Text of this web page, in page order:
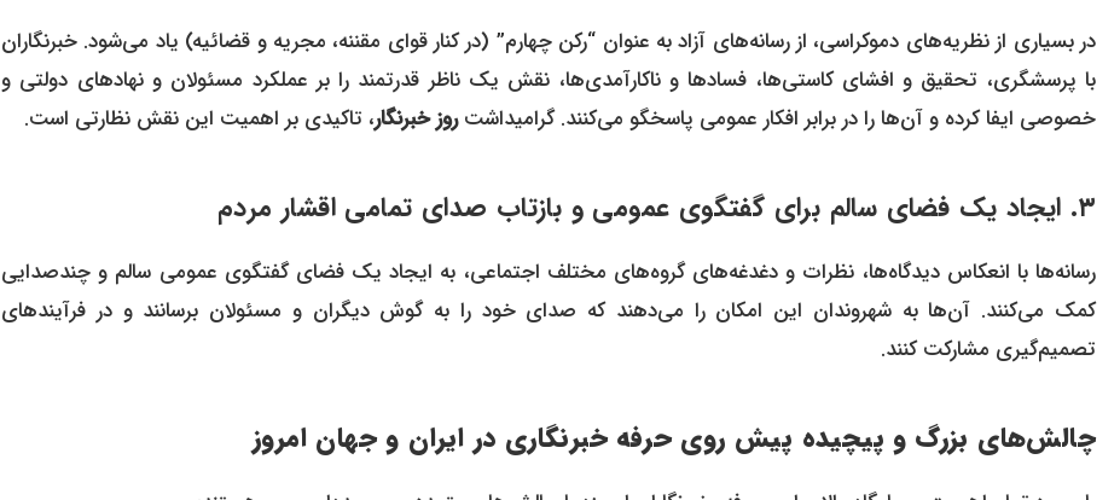
در بسیاری از نظریه‌های دموکراسی، از رسانه‌های آزاد به عنوان “رکن چهارم” (در کنار قوای مقننه، مجریه و قضائیه) یاد می‌شود. خبرنگاران
با پرسشگری، تحقیق و افشای کاستی‌ها، فسادها و ناکارآمدی‌ها، نقش یک ناظر قدرتمند را بر عملکرد مسئولان و نهادهای دولتی و
خصوصی ایفا کرده و آن‌ها را در برابر افکار عمومی پاسخگو می‌کنند. گرامیداشتروز خبرنگار، تاکیدی بر اهمیت این نقش نظارتی است.
۳. ایجاد یک فضای سالم برای گفتگوی عمومی و بازتاب صدای تمامی اقشار مردم
رسانه‌ها با انعکاس دیدگاه‌ها، نظرات و دغدغه‌های گروه‌های مختلف اجتماعی، به ایجاد یک فضای گفتگوی عمومی سالم و چندصدایی
کمک می‌کنند. آن‌ها به شهروندان این امکان را می‌دهند که صدای خود را به گوش دیگران و مسئولان برسانند و در فرآیندهای
تصمیم‌گیری مشارکت کنند.
چالش‌های بزرگ و پیچیده پیش روی حرفه خبرنگاری در ایران و جهان امروز